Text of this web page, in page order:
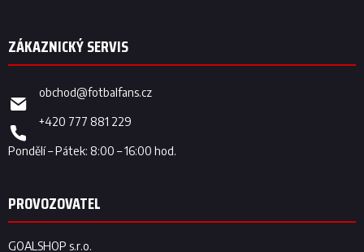
obchod@fotbalfans.cz
+420 777 881 229